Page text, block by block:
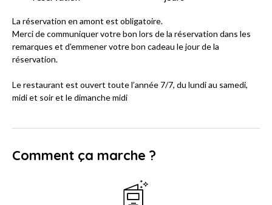
La réservation en amont est obligatoire.
Merci de communiquer votre bon lors de la réservation dans les
remarques et d'emmener votre bon cadeau le jour de la
réservation.
Le restaurant est ouvert toute l’année 7/7, du lundi au samedi,
midi et soir et le dimanche midi
Comment ça marche ?